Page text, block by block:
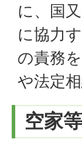
に、国
に協力
の責務
や法定
空家